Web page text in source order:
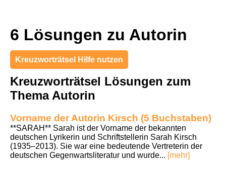
6 Lösungen zu Autorin
Kreuzworträtsel Hilfe nutzen
Kreuzworträtsel Lösungen zum
Thema Autorin
Vorname der Autorin Kirsch (5 Buchstaben)
**SARAH** Sarah ist der Vorname der bekannten
deutschen Lyrikerin und Schriftstellerin Sarah Kirsch
(1935–2013). Sie war eine bedeutende Vertreterin der
deutschen Gegenwartsliteratur und wurde... [mehr]